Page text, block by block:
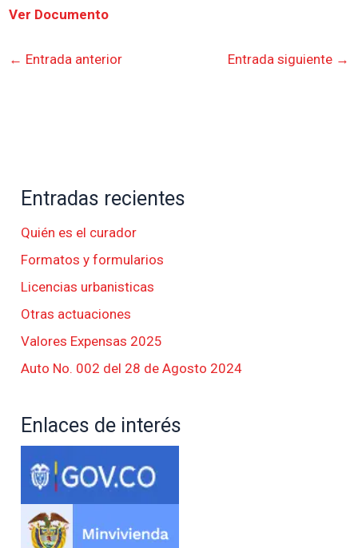
Ver Documento
← Entrada anterior Entrada siguiente →
Entradas recientes
Quién es el curador
Formatos y formularios
Licencias urbanisticas
Otras actuaciones
Valores Expensas 2025
Auto No. 002 del 28 de Agosto 2024
Enlaces de interés